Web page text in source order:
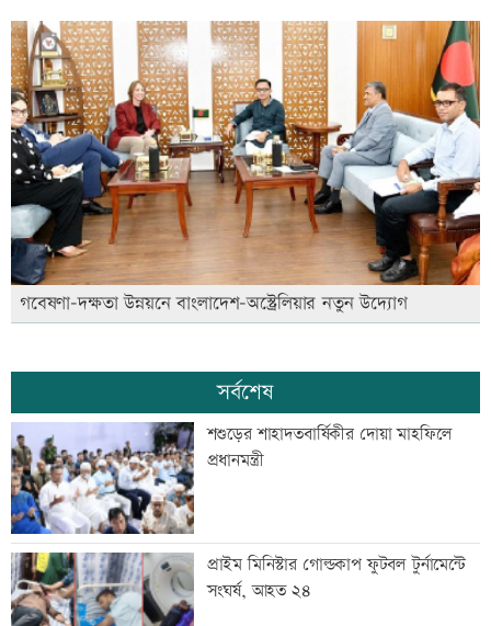
গবেষণা-দক্ষতা উন্নয়নে বাংলাদেশ-অস্ট্রেলিয়ার নতুন উদ্যোগ
সর্বশেষ
শশুড়ের শাহাদতবার্ষিকীর দোয়া মাহফিলে
প্রধানমন্ত্রী
প্রাইম মিনিস্টার গোল্ডকাপ ফুটবল টুর্নামেন্টে
সংঘর্ষ, আহত ২৪